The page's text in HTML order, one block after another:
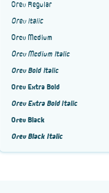
Orev Regular
Orev Italic
Orev Medium
Orev Medium Italic
Orev Bold Italic
Orev Extra Bold
Orev Extra Bold Italic
Orev Black
Orev Black Italic